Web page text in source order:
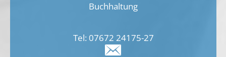
Buchhaltung
Tel: 07672 24175-27